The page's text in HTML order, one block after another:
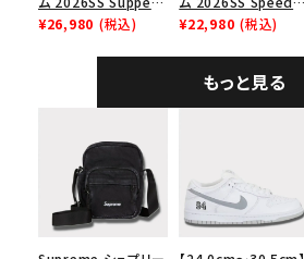
Tee サパーTシャツ
¥26,980 (税込)
Tee スピードTシャツ
¥22,980 (税込)
もっと見る